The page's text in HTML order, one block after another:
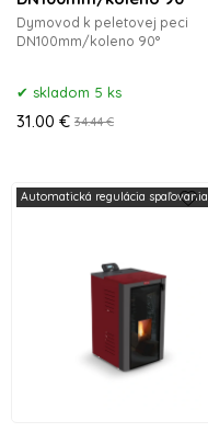
Dymovod k peletovej peci
DN100mm/koleno 90°
skladom 5 ks
31.00 € 34.44 €
Automatická regulácia spaľovania